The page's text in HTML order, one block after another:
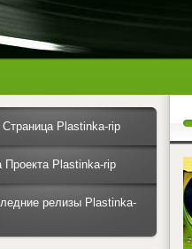
<
Страница Plastinka-rip
Проекта Plastinka-rip
релизы Plastinka-